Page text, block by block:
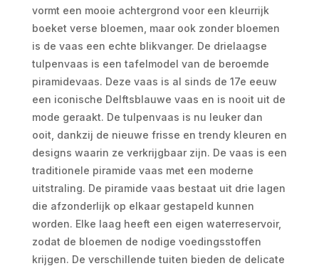
vormt een mooie achtergrond voor een kleurrijk
boeket verse bloemen, maar ook zonder bloemen
is de vaas ​​een echte blikvanger. De drielaagse
tulpenvaas is een tafelmodel van de beroemde
piramidevaas. Deze vaas is al sinds de 17e eeuw
een iconische Delftsblauwe vaas en is nooit uit de
mode geraakt. De tulpenvaas is nu leuker dan
ooit, dankzij de nieuwe frisse en trendy kleuren en
designs waarin ze verkrijgbaar zijn. De vaas is een
traditionele piramide vaas met een moderne
uitstraling. De piramide vaas bestaat uit drie lagen
die afzonderlijk op elkaar gestapeld kunnen
worden. Elke laag heeft een eigen waterreservoir,
zodat de bloemen de nodige voedingsstoffen
krijgen. De verschillende tuiten bieden de delicate